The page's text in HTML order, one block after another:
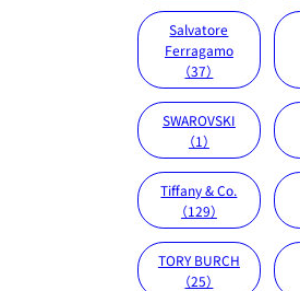
Salvatore
Ferragamo
（37）
SWAROVSKI
（1）
Tiffany & Co.
（129）
TORY BURCH
（25）